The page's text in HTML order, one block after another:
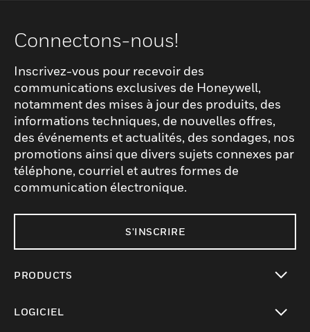
Connectons-nous!
Inscrivez-vous pour recevoir des
communications exclusives de Honeywell,
notamment des mises à jour des produits, des
informations techniques, de nouvelles offres,
des événements et actualités, des sondages, nos
promotions ainsi que divers sujets connexes par
téléphone, courriel et autres formes de
communication électronique.
S'INSCRIRE
PRODUCTS
LOGICIEL